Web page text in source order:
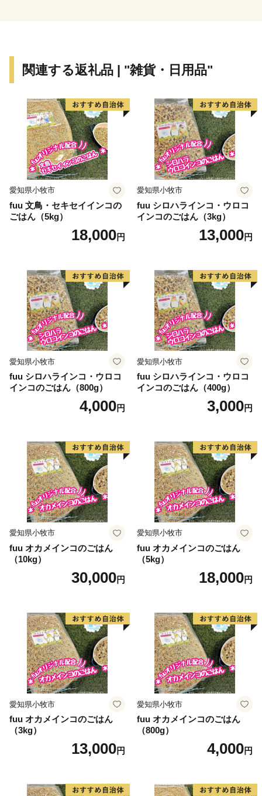
印南町では、1億円事業として人材育成のため「かえる
推進事業」を財源に全国に類を見ない「かえる」をテー
マとしたユニークな橋（かえる橋）を建設しました。多
くの人々を招き入れ、町発展への願いを込めたもので
す。『努力、忍耐、飛躍』を象徴する ”柳に跳びつくか
える”（小野道風）をイメージし、「考える」「人をか
える」「町をかえる」「古里へかえる」「栄える」とい
う5つの”かえる”にひっかけ、ネーミングしています。
農業は、温暖な気候を活かし、ミニトマトなど野菜を中
の伊勢エビ等を対象とした刺し網漁業とアワビ、トコブ
シ、海草等の採貝漁業がおこなわれ、沖合ではイサキ、
タイ等を対象とした一本釣りやイワシ等を対象とした敷
き網（棒受け網）漁業、タチウオ、フグ等を対象とした
延べ縄漁業など、農林水産業が盛んな町です。
【印南祭り】
印南町を祭り一色に染める「印南祭り」。毎年10月2
日、日高地方の秋祭りのトップを切って行われる、宇杉
八幡と山口八幡両神社の合同秋季祭礼です。
川に飛び込み、祭装束の男衆が肩まで水につかりながら
川を渡る勇ましい祭り。一方の山口八幡神社の祭礼は6
台の屋台と神輿が登場。屋台をぶつけ合いながら印南港
まで御渡、浜辺では雑賀踊りや奴踊り、獅子舞が奉納さ
れます。
関連する返礼品 | "雑貨・日用品"
愛知県小牧市
fuu 文鳥・セキセイインコの
ごはん（5kg）
18,000円
愛知県小牧市
fuu シロハラインコ・ウロコ
インコのごはん（3kg）
13,000円
愛知県小牧市
fuu シロハラインコ・ウロコ
インコのごはん（800g）
4,000円
愛知県小牧市
fuu シロハラインコ・ウロコ
インコのごはん（400g）
3,000円
愛知県小牧市
fuu オカメインコのごはん
（10kg）
30,000円
愛知県小牧市
fuu オカメインコのごはん
（5kg）
18,000円
愛知県小牧市
fuu オカメインコのごはん
（3kg）
13,000円
愛知県小牧市
fuu オカメインコのごはん
（800g）
4,000円